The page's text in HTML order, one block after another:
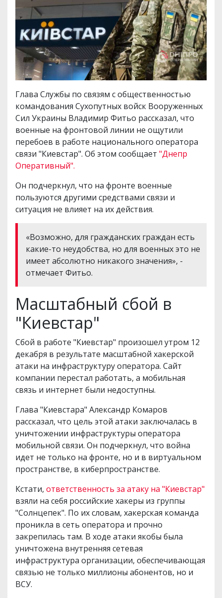
Глава Службы по связям с общественностью
командования Сухопутных войск Вооруженных
Сил Украины Владимир Фитьо рассказал, что
военные на фронтовой линии не ощутили
перебоев в работе национального оператора
связи "Киевстар". Об этом сообщает "Днепр
Оперативный".
Он подчеркнул, что на фронте военные
пользуются другими средствами связи и
ситуация не влияет на их действия.
«Возможно, для гражданских граждан есть
какие-то неудобства, но для военных это не
имеет абсолютно никакого значения», -
отмечает Фитьо.
Масштабный сбой в
"Киевстар"
Сбой в работе "Киевстар" произошел утром 12
декабря в результате масштабной хакерской
атаки на инфраструктуру оператора. Сайт
компании перестал работать, а мобильная
связь и интернет были недоступны.
Глава "Киевстара" Александр Комаров
рассказал, что цель этой атаки заключалась в
уничтожении инфраструктуры оператора
мобильной связи. Он подчеркнул, что война
идет не только на фронте, но и в виртуальном
пространстве, в киберпространстве.
Кстати, ответственность за атаку на "Киевстар"
взяли на себя российские хакеры из группы
"Солнцепек". По их словам, хакерская команда
проникла в сеть оператора и прочно
закрепилась там. В ходе атаки якобы была
уничтожена внутренняя сетевая
инфраструктура организации, обеспечивающая
связью не только миллионы абонентов, но и
ВСУ.